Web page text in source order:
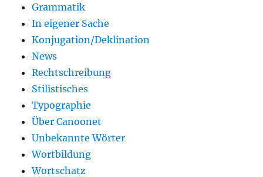
Grammatik
In eigener Sache
Konjugation/Deklination
News
Rechtschreibung
Stilistisches
Typographie
Über Canoonet
Unbekannte Wörter
Wortbildung
Wortschatz